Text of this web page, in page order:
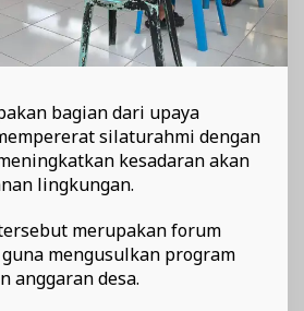
bagian dari upaya
silaturahmi dengan
kesadaran akan
lingkungan.
merupakan forum
mengusulkan program
anggaran desa.